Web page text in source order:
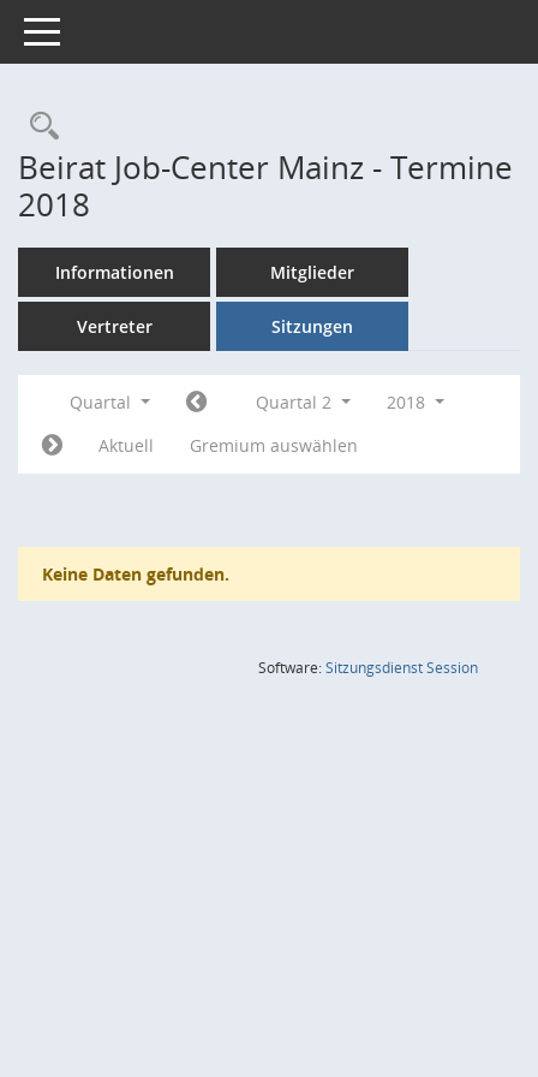
Toggle navigation
Rechercheauswahl
Beirat Job-Center Mainz - Termine
2018
Informationen Mitglieder
Vertreter Sitzungen
Quartal Quartal 2
2018
Aktuell
Gremium auswählen
Keine Daten gefunden.
Software:SitzungsdienstSession(Wird in